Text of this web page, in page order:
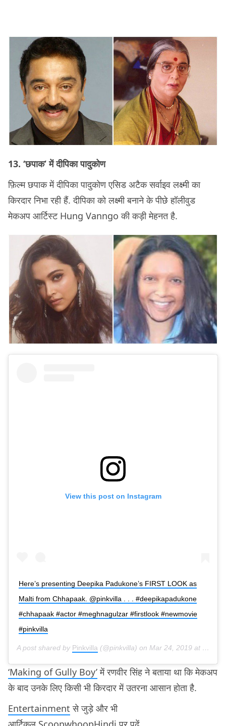
13. ‘छपाक’ में दीपिका पादुकोण
फ़िल्म छपाक में दीपिका पादुकोण एसिड अटैक सर्वाइव लक्ष्मी का
किरदार निभा रही हैं. दीपिका को लक्ष्मी बनाने के पीछे हॉलीवुड
मेकअप आर्टिस्ट Hung Vanngo की कड़ी मेहनत है.
View this post on Instagram
Here’s presenting Deepika Padukone’s FIRST LOOK as
Malti from Chhapaak. @pinkvilla . . . #deepikapadukone
#chhapaak #actor #meghnagulzar #firstlook #newmovie
#pinkvilla
A post shared by Pinkvilla (@pinkvilla) on Mar 24, 2019 at 7:45pm PDT
‘Making of Gully Boy’में रणवीर सिंह ने बताया था कि मेकअप
के बाद उनके लिए किसी भी किरदार में उतरना आसान होता है.
Entertainment से जुड़े और भी